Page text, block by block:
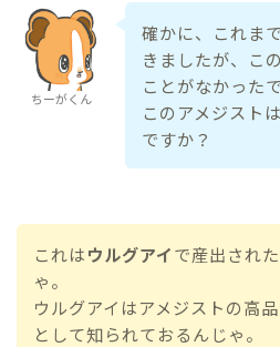
ちーがくん
確かに、これま
きましたが、こ
ことがなかった
このアメジスト
ですか？
これはウルグアイで産出され
ゃ。
ウルグアイはアメジストの高
として知られておるんじゃ。